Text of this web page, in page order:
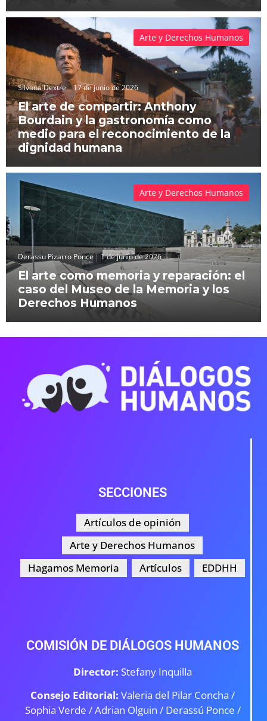
Silvana Dextre 17 de junio de 2026
El arte de compartir: Anthony
Bourdain y la gastronomía como
medio para el reconocimiento de la
dignidad humana
Arte y Derechos Humanos
Derassu Pizarro Ponce 1 de junio de 2026
El arte como memoria y reparación: el
caso del Museo de la Memoria y los
Derechos Humanos
Arte y Derechos Humanos
SECCIONES
Artículos de opinión
Arte y Derechos Humanos
Hagamos Memoria
Artículos EDDHH
COMISIÓN DE DIÁLOGOS HUMANOS
Director: Stefany Inquilla
Consejo Editorial: Valeria del Pilar Concha /
Sophia Verde /Adrian Olguin / Derassú Ponce /